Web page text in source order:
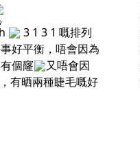
3 1 3 1 嘅排列
好平衡，唔會因為
個窿
又唔會因
有晒兩種睫毛嘅好